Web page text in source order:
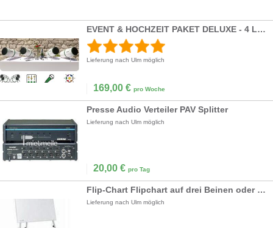
EVENT & HOCHZEIT PAKET DELUXE - 4 Lautsprecher, Mischpult, Mikro inkl. Lieferservice
Lieferung nach Ulm möglich
169,00 € pro Woche
Presse Audio Verteiler PAV Splitter
Lieferung nach Ulm möglich
20,00 € pro Tag
Flip-Chart Flipchart auf drei Beinen oder Rollen
Lieferung nach Ulm möglich